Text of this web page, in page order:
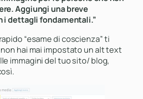
Aggiungi una breve
i dettagli fondamentali.”
“esame di coscienza” ti
hai mai impostato un alt text
immagini del tuo sito/ blog,